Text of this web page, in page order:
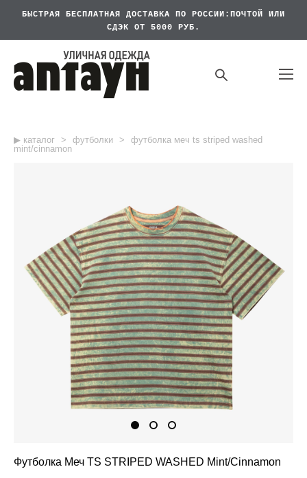
БЫСТРАЯ БЕСПЛАТНАЯ
ДОСТАВКА ПО РОССИИ:ПОЧТОЙ ИЛИ
СДЭК ОТ 5000 РУБ.
▶︎ каталог > футболки >
футболка меч ts striped washed
mint/cinnamon
Футболка Меч TS STRIPED WASHED Mint/Cinnamon